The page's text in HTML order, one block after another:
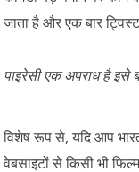
जाता है और एक बार
पाइरेसी एक अपराध है इसे
विशेष रूप से,यदि आप
वेबसाइटों से किसी भी